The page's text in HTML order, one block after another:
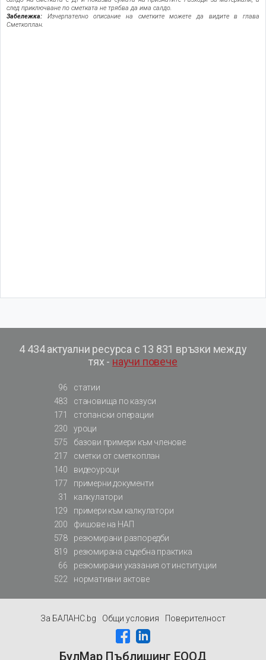
след приключване по сметката не трябва да има салдо.
Забележка: Изчерпателно описание на сметките можете да видите в глава
Сметкоплан.
4 434 актуални ресурса с 13 831 връзки между
тях - научи повече
96
статии
483
становища по казуси
171
стопански операции
230
уроци
575
базови примери към членове
217
сметки от сметкоплан
140
видеоуроци
177
примерни документи
31
калкулатори
129
примери към калкулатори
200
фишове на НАП
578
резюмирани разпоредби
819
резюмирана съдебна практика
66
резюмирани указания от институции
522
нормативни актове
За БАЛАНС.bg Общи условия Поверителност
БулМар Пъблишинг ЕООД